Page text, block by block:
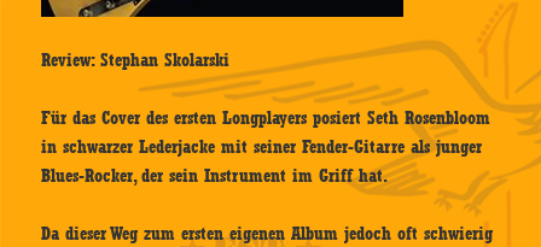
Review: Stephan Skolarski
Für das Cover des ersten Longplayers posiert Seth Rosenbloom
in schwarzer Lederjacke mit seiner Fender-Gitarre als junger
Blues-Rocker, der sein Instrument im Griff hat.
Da dieser Weg zum ersten eigenen Album jedoch oft schwierig